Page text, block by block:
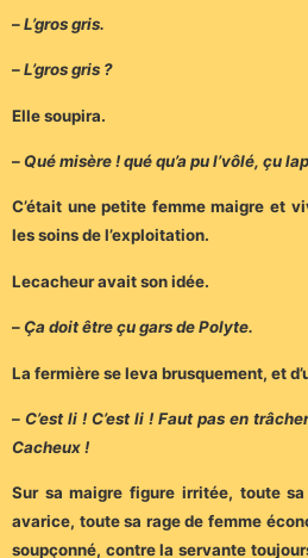
–L’gros gris.
–L’gros gris ?
Elle soupira.
–Qué misère ! qué qu’a pu l’vôlé, çu
C’était une petite femme maigre et
les soins de l’exploitation.
Lecacheur avait son idée.
–Ça doit être çu gars de Polyte.
La fermière se leva brusquement, et
– C’est li ! C’est li ! Faut pas en
Cacheux !
Sur sa maigre figure irritée, toute
avarice, toute sa rage de femme
soupçonné, contre la servante